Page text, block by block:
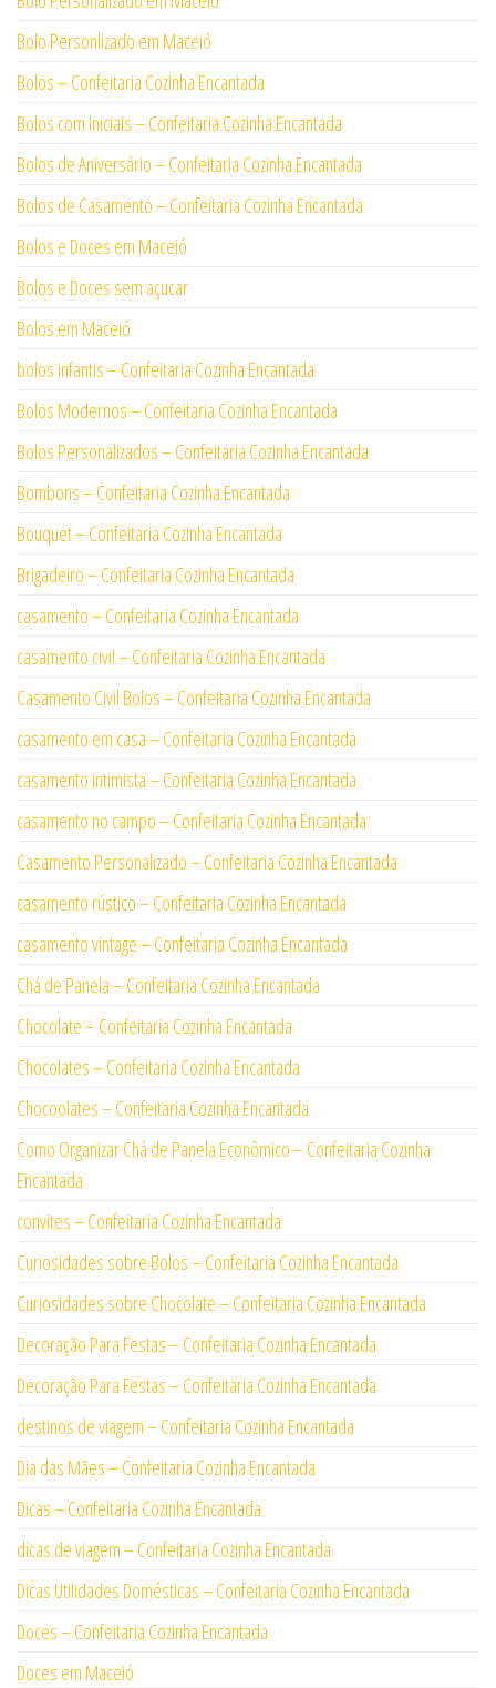
Bolo Personlizado em Maceió
Bolos – Confeitaria Cozinha Encantada
Bolos com Iniciais – Confeitaria Cozinha Encantada
Bolos de Aniversário – Confeitaria Cozinha Encantada
Bolos de Casamento – Confeitaria Cozinha Encantada
Bolos e Doces em Maceió
Bolos e Doces sem açucar
Bolos em Maceió
bolos infantis – Confeitaria Cozinha Encantada
Bolos Modernos – Confeitaria Cozinha Encantada
Bolos Personalizados – Confeitaria Cozinha Encantada
Bombons – Confeitaria Cozinha Encantada
Bouquet – Confeitaria Cozinha Encantada
Brigadeiro – Confeitaria Cozinha Encantada
casamento – Confeitaria Cozinha Encantada
casamento civil – Confeitaria Cozinha Encantada
Casamento Civil Bolos – Confeitaria Cozinha Encantada
casamento em casa – Confeitaria Cozinha Encantada
casamento intimista – Confeitaria Cozinha Encantada
casamento no campo – Confeitaria Cozinha Encantada
Casamento Personalizado – Confeitaria Cozinha Encantada
casamento rústico – Confeitaria Cozinha Encantada
casamento vintage – Confeitaria Cozinha Encantada
Chá de Panela – Confeitaria Cozinha Encantada
Chocolate – Confeitaria Cozinha Encantada
Chocolates – Confeitaria Cozinha Encantada
Chocoolates – Confeitaria Cozinha Encantada
Como Organizar Chá de Panela Econômico – Confeitaria Cozinha
Encantada
convites – Confeitaria Cozinha Encantada
Curiosidades sobre Bolos – Confeitaria Cozinha Encantada
Curiosidades sobre Chocolate – Confeitaria Cozinha Encantada
Decoração Para Festas – Confeitaria Cozinha Encantada
Decoração Para Festas – Confeitaria Cozinha Encantada
destinos de viagem – Confeitaria Cozinha Encantada
Dia das Mães – Confeitaria Cozinha Encantada
Dicas – Confeitaria Cozinha Encantada
dicas de viagem – Confeitaria Cozinha Encantada
Dicas Utilidades Domésticas – Confeitaria Cozinha Encantada
Doces – Confeitaria Cozinha Encantada
Doces em Maceió